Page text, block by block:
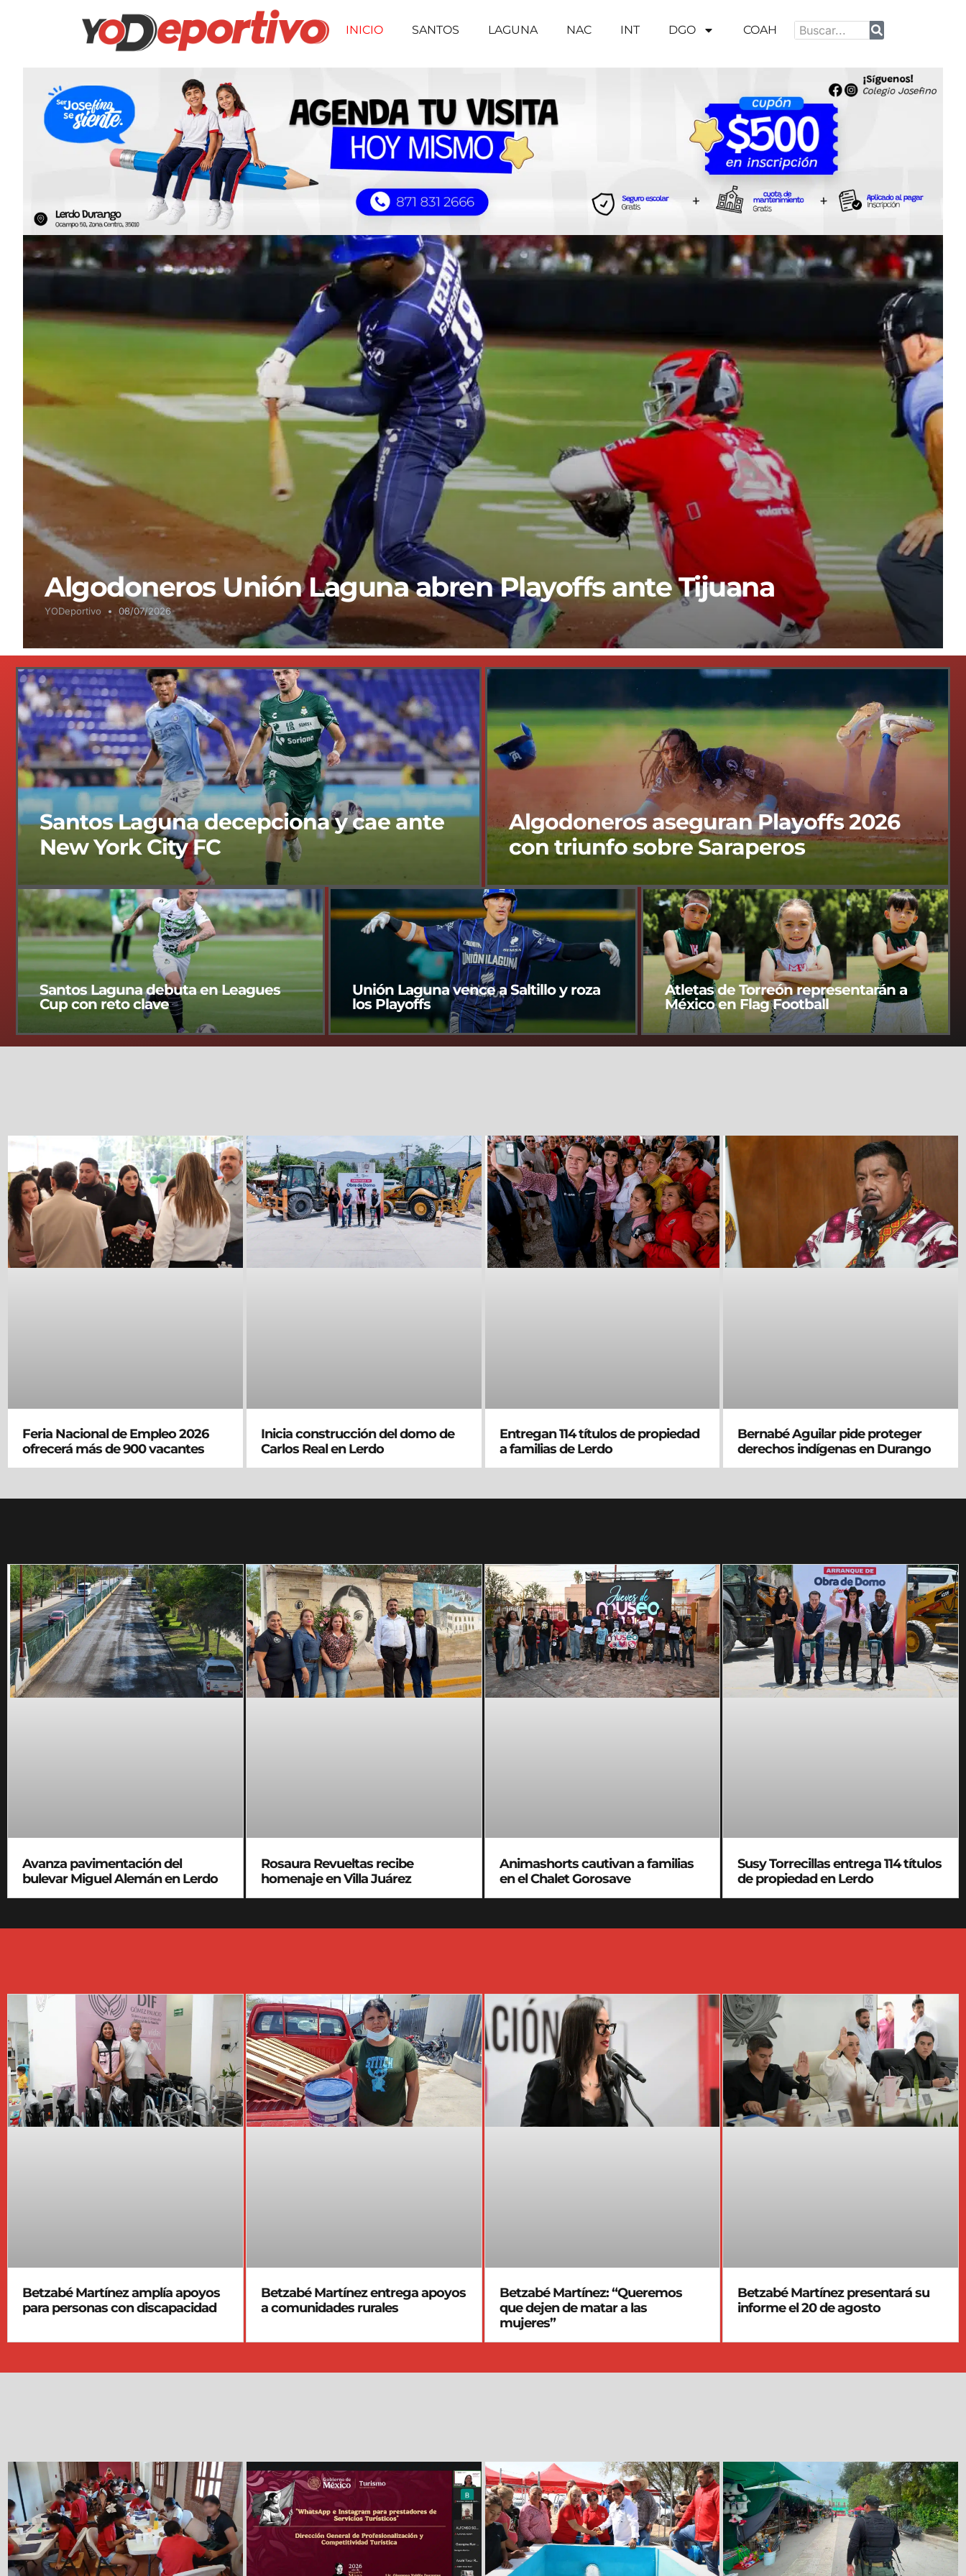
INICIO SANTOS LAGUNA NAC INT DGO COAH
Algodoneros Unión Laguna abren Playoffs ante Tijuana
YODeportivo 08/07/2026
Santos Laguna decepciona y cae ante
New York City FC
Algodoneros aseguran Playoffs 2026
con triunfo sobre Saraperos
Santos Laguna debuta en Leagues
Cup con reto clave
Unión Laguna vence a Saltillo y roza
los Playoffs
Atletas de Torreón representarán a
México en Flag Football
Feria Nacional de Empleo 2026
ofrecerá más de 900 vacantes
Inicia construcción del domo de
Carlos Real en Lerdo
Entregan 114 títulos de propiedad
a familias de Lerdo
Bernabé Aguilar pide proteger
derechos indígenas en Durango
Avanza pavimentación del
bulevar Miguel Alemán en Lerdo
Rosaura Revueltas recibe
homenaje en Villa Juárez
Animashorts cautivan a familias
en el Chalet Gorosave
Susy Torrecillas entrega 114 títulos
de propiedad en Lerdo
Betzabé Martínez amplía apoyos
para personas con discapacidad
Betzabé Martínez entrega apoyos
a comunidades rurales
Betzabé Martínez: “Queremos
que dejen de matar a las
mujeres”
Betzabé Martínez presentará su
informe el 20 de agosto